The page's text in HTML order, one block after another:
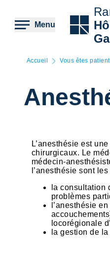
contenu
principal
Menu
Accueil Vous êtes patient
L’anesthésie est
chirurgicaux. Le
médecin-
l’anesthésie sont
la consultation
problèmes
l’anesthésie
locorégionale
la gestion de